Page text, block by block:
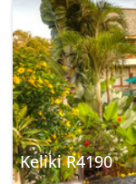
Keliki R4190